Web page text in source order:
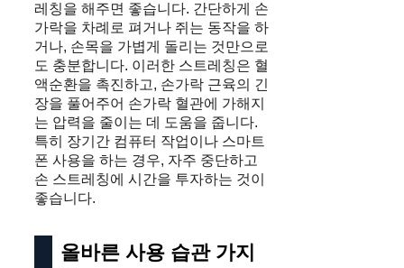
레칭을 해주면 좋습니다. 간단하게 손
가락을 차례로 펴거나 쥐는 동작을 하
거나, 손목을 가볍게 돌리는 것만으로
도 충분합니다. 이러한 스트레칭은 혈
액순환을 촉진하고, 손가락 근육의 긴
장을 풀어주어 손가락 혈관에 가해지
는 압력을 줄이는 데 도움을 줍니다.
특히 장기간 컴퓨터 작업이나 스마트
폰 사용을 하는 경우, 자주 중단하고
손 스트레칭에 시간을 투자하는 것이
좋습니다.
올바른 사용 습관 가지